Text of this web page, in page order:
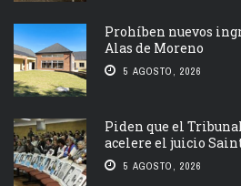
Prohíben nuevos
Alas de Moreno
5 AGOSTO, 2026
Piden que el
acelere el juicio
5 AGOSTO, 2026